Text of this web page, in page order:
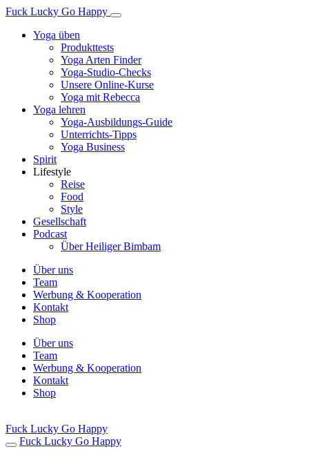
Fuck Lucky Go Happy
Yoga üben
Produkttests
Yoga Arten Finder
Yoga-Studio-Checks
Unsere Online-Kurse
Yoga mit Rebecca
Yoga lehren
Yoga-Ausbildungs-Guide
Unterrichts-Tipps
Yoga Business
Spirit
Lifestyle
Reise
Food
Style
Gesellschaft
Podcast
Über Heiliger Bimbam
Über uns
Team
Werbung & Kooperation
Kontakt
Shop
Über uns
Team
Werbung & Kooperation
Kontakt
Shop
Fuck Lucky Go Happy
Fuck Lucky Go Happy